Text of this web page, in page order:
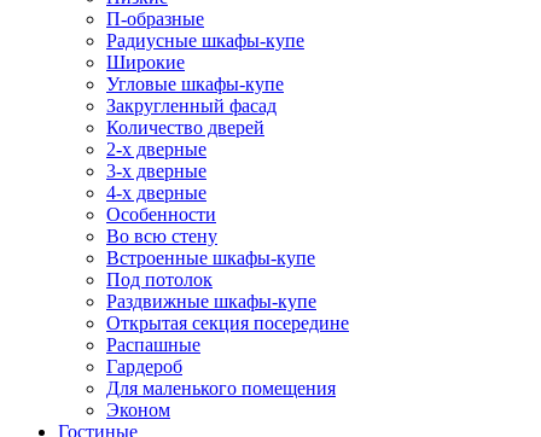
П-образные
Радиусные шкафы-купе
Широкие
Угловые шкафы-купе
Закругленный фасад
Количество дверей
2-х дверные
3-х дверные
4-х дверные
Особенности
Во всю стену
Встроенные шкафы-купе
Под потолок
Раздвижные шкафы-купе
Открытая секция посередине
Распашные
Гардероб
Для маленького помещения
Эконом
Гостиные